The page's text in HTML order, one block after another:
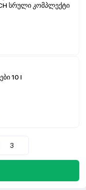
სრული კომპლექტი
10 l
3